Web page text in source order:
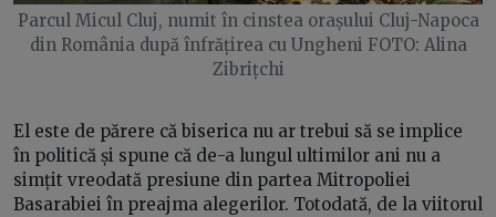
Parcul Micul Cluj, numit în cinstea orașului Cluj-Napoca
din România după înfrățirea cu Ungheni FOTO: Alina
Zibrițchi
El este de părere că biserica nu ar trebui să se implice
în politică și spune că de-a lungul ultimilor ani nu a
simțit vreodată presiune din partea Mitropoliei
Basarabiei în preajma alegerilor. Totodată, de la viitorul